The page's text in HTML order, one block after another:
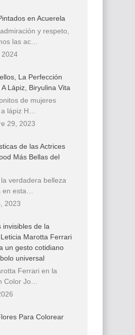
en Acuerela
y respeto,
las ac…
2024
La Perfección
Lápiz, Biryulina Vita
de mujeres
lápiz H…
29, 2023
de las Actrices
Más Bellas del
verdadera belleza
en esta…
2023
invisibles de la
Marotta Ferrari
un gesto cotidiano
universal
Ferrari en la
Color Jo…
Para Colorear